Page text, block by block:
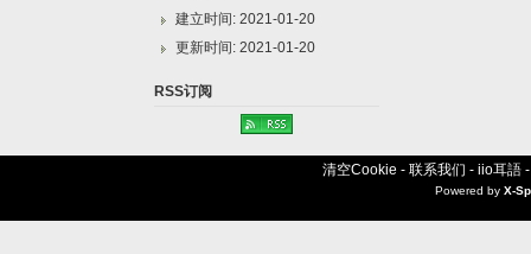
建立时间: 2021-01-20
更新时间: 2021-01-20
RSS订阅
清空Cookie - 联系我们 - iio耳語
Powered by X-